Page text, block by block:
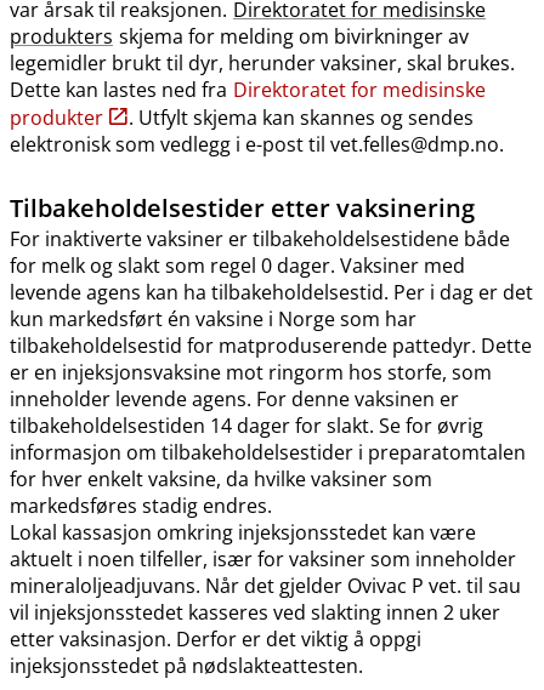
var årsak til reaksjonen. Direktoratet for medisinske
produkters skjema for melding om bivirkninger av
legemidler brukt til dyr, herunder vaksiner, skal brukes.
Dette kan lastes ned fra Direktoratet for medisinske
produkter
. Utfylt skjema kan skannes og sendes
elektronisk som vedlegg i e-post til vet.felles@dmp.no.
Tilbakeholdelsestider etter vaksinering
For inaktiverte vaksiner er tilbakeholdelsestidene både
for melk og slakt som regel 0 dager. Vaksiner med
levende agens kan ha tilbakeholdelsestid. Per i dag er det
kun markedsført én vaksine i Norge som har
tilbakeholdelsestid for matproduserende pattedyr. Dette
er en injeksjonsvaksine mot ringorm hos storfe, som
inneholder levende agens. For denne vaksinen er
tilbakeholdelsestiden 14 dager for slakt. Se for øvrig
informasjon om tilbakeholdelsestider i preparatomtalen
for hver enkelt vaksine, da hvilke vaksiner som
markedsføres stadig endres.
Lokal kassasjon omkring injeksjonsstedet kan være
aktuelt i noen tilfeller, især for vaksiner som inneholder
mineraloljeadjuvans. Når det gjelder Ovivac P vet. til sau
vil injeksjonsstedet kasseres ved slakting innen 2 uker
etter vaksinasjon. Derfor er det viktig å oppgi
injeksjonsstedet på nødslakteattesten.